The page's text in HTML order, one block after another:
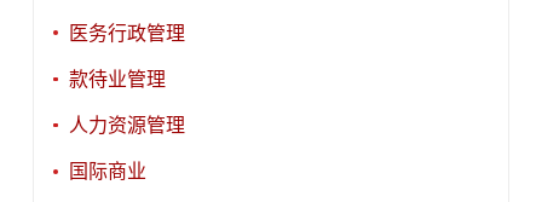
医务行政管理
款待业管理
人力资源管理
国际商业